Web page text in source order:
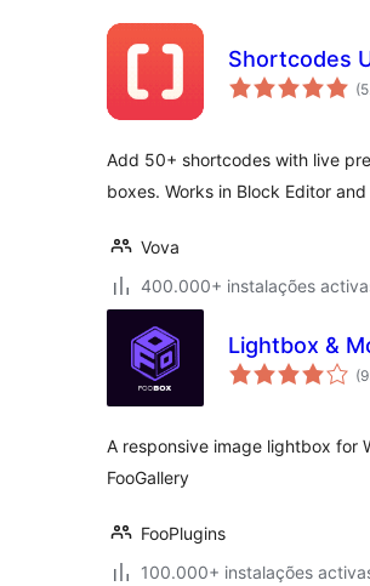
Shortcodes
Add 50+ shortcodes with live
boxes. Works in Block Editor and
Vova
400.000+ instalações
Lightbox &
A responsive image lightbox for
FooGallery
FooPlugins
100.000+ instalações